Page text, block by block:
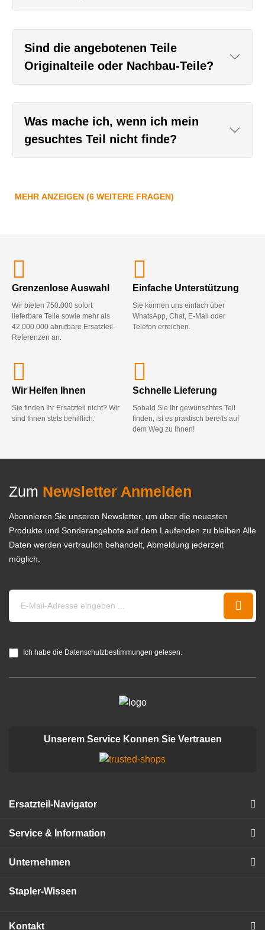
Sind die angebotenen Teile
Originalteile oder Nachbau-Teile?
Was mache ich, wenn ich mein
gesuchtes Teil nicht finde?
MEHR ANZEIGEN (6 WEITERE FRAGEN)
Grenzenlose Auswahl
Wir bieten 750.000 sofort
lieferbare Teile sowie mehr als
42.000.000 abrufbare Ersatzteil-
Referenzen an.
Einfache Unterstützung
Sie können uns einfach über
WhatsApp, Chat, E-Mail oder
Telefon erreichen.
Wir Helfen Ihnen
Sie finden Ihr Ersatzteil nicht? Wir
sind Ihnen stets behilflich.
Schnelle Lieferung
Sobald Sie Ihr gewünschtes Teil
finden, ist es praktisch bereits auf
dem Weg zu Ihnen!
Zum Newsletter Anmelden
Abonnieren Sie unseren Newsletter, um über die neuesten
Produkte und Sonderangebote auf dem Laufenden zu bleiben Alle
Daten werden vertraulich behandelt, Abmeldung jederzeit
möglich.
Ich habe die Datenschutzbestimmungen gelesen.
Unserem Service Konnen Sie Vertrauen
Ersatzteil-Navigator
Service & Information
Unternehmen
Stapler-Wissen
Kontakt